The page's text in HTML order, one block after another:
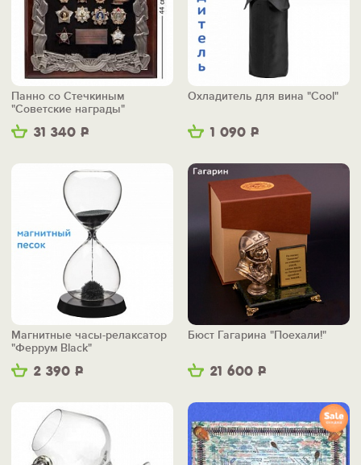
31 340 Р
Панно со Стечкиным
"Советские награды"
1 090 Р
Охладитель для вина "Cool"
2 390 Р
Магнитные часы-релаксатор
"Феррум Black"
21 600 Р
Бюст Гагарина "Поехали!"